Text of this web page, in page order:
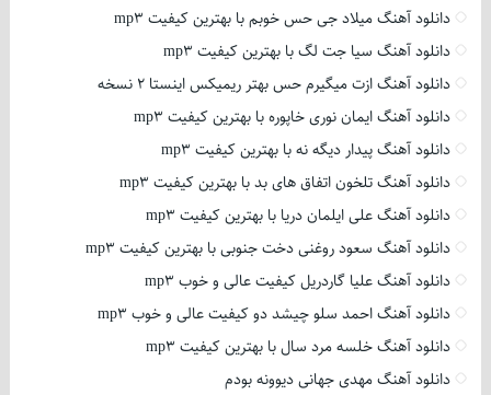
دانلود آهنگ میلاد جی حس خوبم با بهترین کیفیت mp3
دانلود آهنگ سیا جت لگ با بهترین کیفیت mp3
دانلود آهنگ ازت میگیرم حس بهتر ریمیکس اینستا 2 نسخه
دانلود آهنگ ایمان نوری خاپوره با بهترین کیفیت mp3
دانلود آهنگ پیدار دیگه نه با بهترین کیفیت mp3
دانلود آهنگ تلخون اتفاق های بد با بهترین کیفیت mp3
دانلود آهنگ علی ایلمان دریا با بهترین کیفیت mp3
دانلود آهنگ سعود روغنی دخت جنوبی با بهترین کیفیت mp3
دانلود آهنگ علیا گاردریل کیفیت عالی و خوب mp3
دانلود آهنگ احمد سلو چیشد دو کیفیت عالی و خوب mp3
دانلود آهنگ خلسه مرد سال با بهترین کیفیت mp3
دانلود آهنگ مهدی جهانی دیوونه بودم